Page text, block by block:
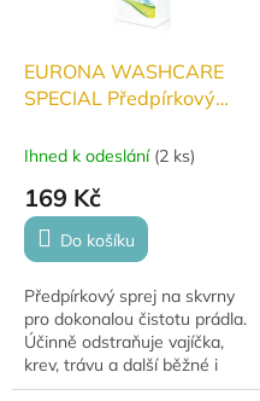
EURONA WASHCARE
SPECIAL Předpírkový
Ihned k odeslání (2 ks)
169 Kč
Do košíku
Předpírkový sprej na skvrny
pro dokonalou čistotu prádla.
Účinně odstraňuje vajíčka,
krev, trávu a další běžné i
proteinové skvrny. Vhodný pro